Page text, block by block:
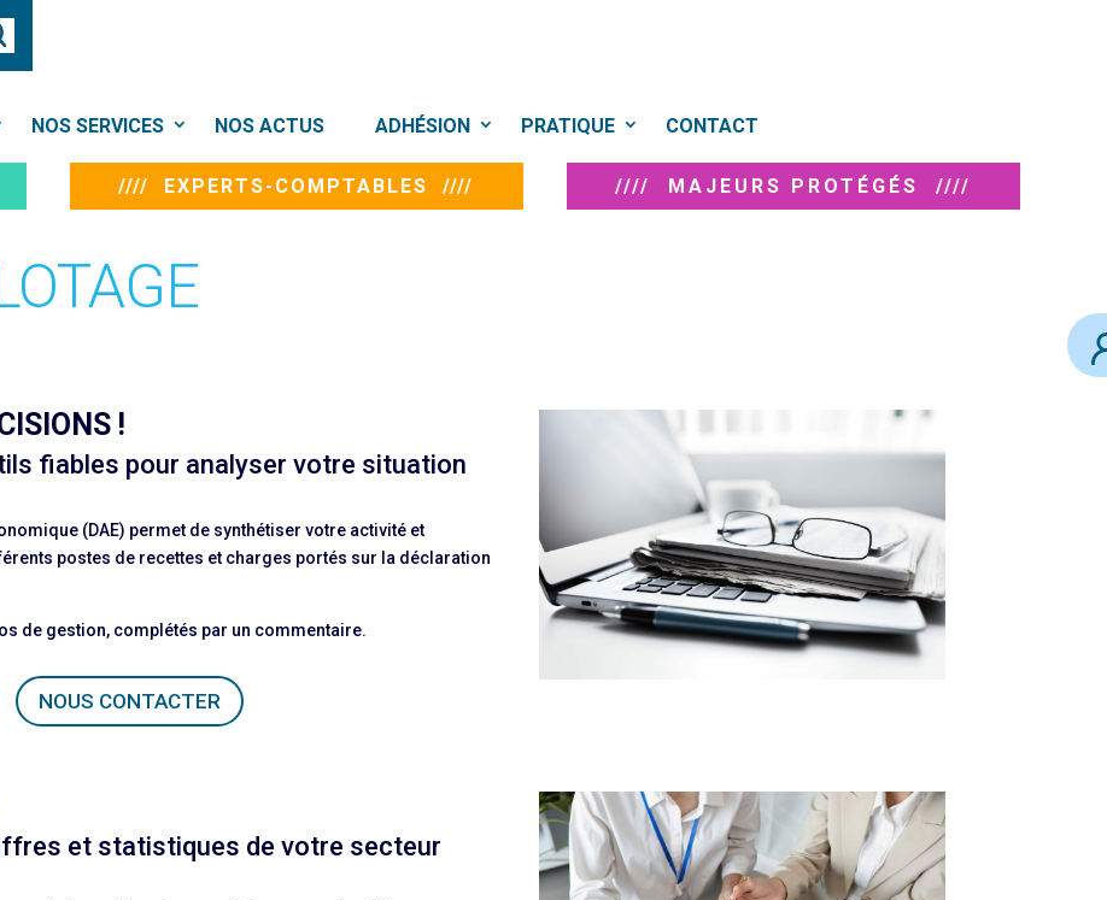
NOS SERVICES NOS ACTUS ADHÉSION PRATIQUE CONTACT
//// EXPERTS-COMPTABLES //// //// MAJEURS PROTÉGÉS ////
!
fiables pour analyser votre situation
(DAE) permet de synthétiser votre activité et
postes de recettes et charges portés sur la déclaration
de gestion, complétés par un commentaire.
NOUS CONTACTER
et statistiques de votre secteur